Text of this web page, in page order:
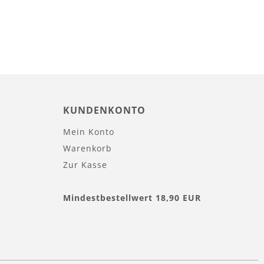
KUNDENKONTO
Mein Konto
Warenkorb
Zur Kasse
Mindestbestellwert 18,90 EUR